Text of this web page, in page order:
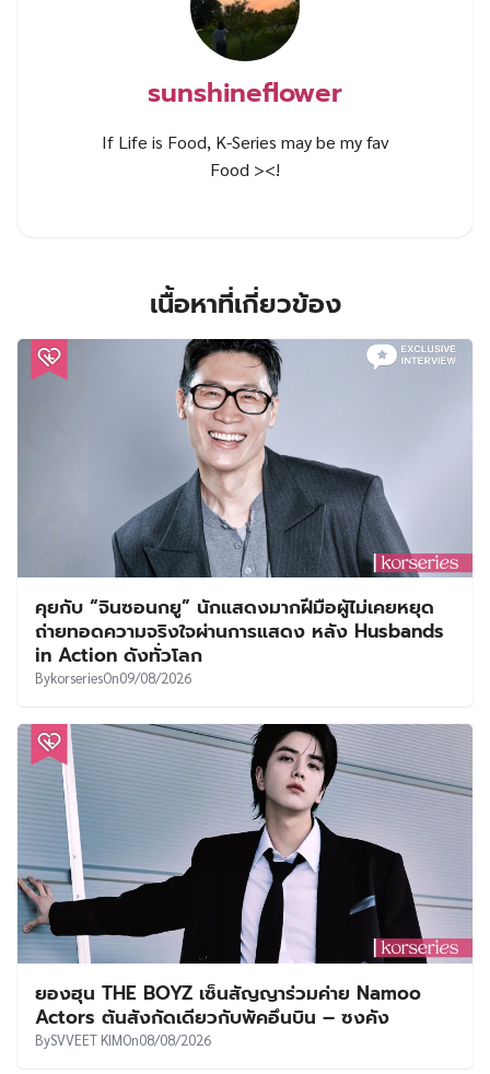
sunshineflower
If Life is Food, K-Series may be my fav
Food ><!
เนื้อหาที่เกี่ยวข้อง
คุยกับ “จินซอนกยู” นักแสดงมากฝีมือผู้ไม่เคยหยุด
ถ่ายทอดความจริงใจผ่านการแสดง หลัง Husbands
in Action ดังทั่วโลก
BykorseriesOn09/08/2026
ยองฮุน THE BOYZ เซ็นสัญญาร่วมค่าย Namoo
Actors ต้นสังกัดเดียวกับพัคอึนบิน – ซงคัง
BySVVEET KIMOn08/08/2026